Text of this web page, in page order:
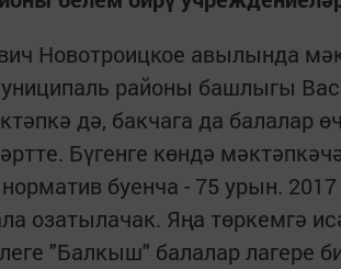
Новотроицкое авылында
районы башлыгы
дә, бакчага да балалар
Бүгенге көндә
буенча - 75 урын.
озатылачак. Яңа төркемгә
"Балкыш" балалар лагере